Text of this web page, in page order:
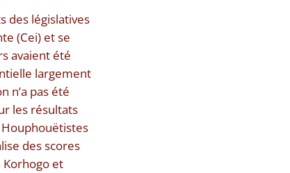
des législatives
(Cei) et se
avaient été
largement
n’a pas été
les résultats
des scores
Korhogo et